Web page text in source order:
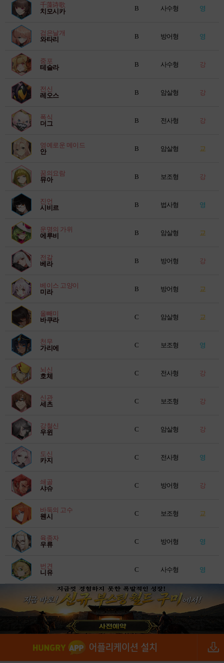
千藻诗歌
치모시카
B 사수형 영
검은날개
와타리
B 방어형 영
중포
테슬라
B 사수형 강
전신
레오스
B 암살형 강
폭식
더그
B 전사형 강
영예로운 메이드
안
B 암살형 교
꿈의요람
뮤아
B 보조형 강
진언
시비르
B 법사형 영
운명의 가위
에루비
B 암살형 교
전갈
베라
B 방어형 강
베이스 고양이
미라
B 방어형 교
올빼미
바쿠라
C 암살형 교
천무
가리에
C 보조형 영
뇌신
호체
C 전사형 강
신관
세츠
C 보조형 강
강철신
우윈
C 암살형 강
도신
카지
C 전사형 영
쇄골
샤슈
C 방어형 강
바둑의 고수
웬시
C 보조형 교
육종자
우류
C 방어형 영
번견
니유
C 사수형 영